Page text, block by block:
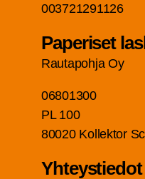
003721291126
Pape­ri­set
Rau­ta­poh­ja Oy
06801300
PL 100
80020 Kol­lek­tor
Yhteys­tie­dot